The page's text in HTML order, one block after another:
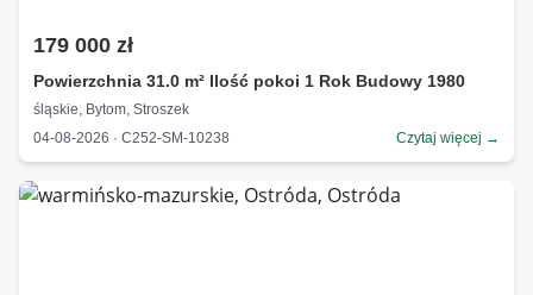
179 000 zł
Powierzchnia 31.0 m² Ilość pokoi 1 Rok Budowy 1980
śląskie, Bytom, Stroszek
04-08-2026 · C252-SM-10238
Czytaj więcej →